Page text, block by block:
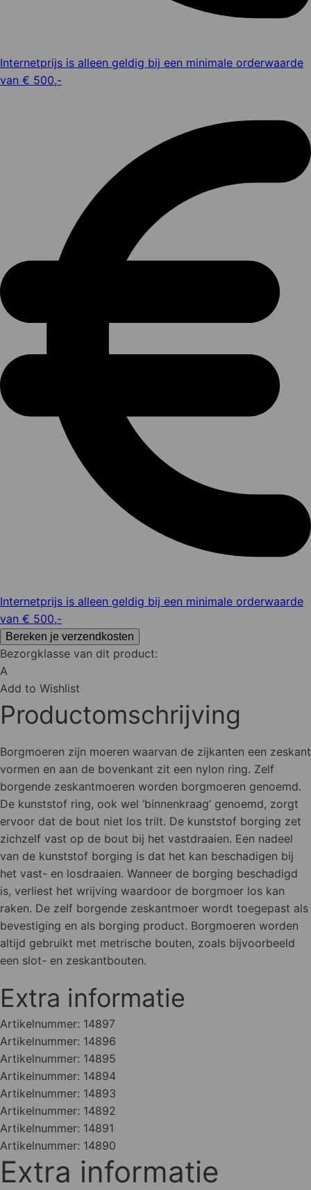
Internetprijs is alleen geldig bij een minimale orderwaarde
van € 500,-
Internetprijs is alleen geldig bij een minimale orderwaarde
van € 500,-
Bereken je verzendkosten
Bezorgklasse van dit product:
A
Add to Wishlist
Productomschrijving
Borgmoeren zijn moeren waarvan de zijkanten een zeskant
vormen en aan de bovenkant zit een nylon ring. Zelf
borgende zeskantmoeren worden borgmoeren genoemd.
De kunststof ring, ook wel ‘binnenkraag’ genoemd, zorgt
ervoor dat de bout niet los trilt. De kunststof borging zet
zichzelf vast op de bout bij het vastdraaien. Een nadeel
van de kunststof borging is dat het kan beschadigen bij
het vast- en losdraaien. Wanneer de borging beschadigd
is, verliest het wrijving waardoor de borgmoer los kan
raken. De zelf borgende zeskantmoer wordt toegepast als
bevestiging en als borging product. Borgmoeren worden
altijd gebruikt met metrische bouten, zoals bijvoorbeeld
een slot- en zeskantbouten.
Extra informatie
Artikelnummer: 14897
Artikelnummer: 14896
Artikelnummer: 14895
Artikelnummer: 14894
Artikelnummer: 14893
Artikelnummer: 14892
Artikelnummer: 14891
Artikelnummer: 14890
Extra informatie